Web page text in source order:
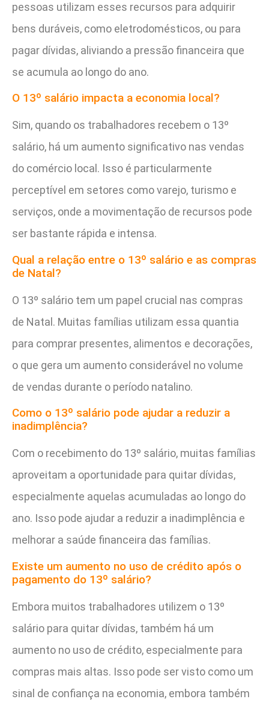
pessoas utilizam esses recursos para adquirir
bens duráveis, como eletrodomésticos, ou para
pagar dívidas, aliviando a pressão financeira que
se acumula ao longo do ano.
O 13º salário impacta a economia local?
Sim, quando os trabalhadores recebem o 13º
salário, há um aumento significativo nas vendas
do comércio local. Isso é particularmente
perceptível em setores como varejo, turismo e
serviços, onde a movimentação de recursos pode
ser bastante rápida e intensa.
Qual a relação entre o 13º salário e as compras
de Natal?
O 13º salário tem um papel crucial nas compras
de Natal. Muitas famílias utilizam essa quantia
para comprar presentes, alimentos e decorações,
o que gera um aumento considerável no volume
de vendas durante o período natalino.
Como o 13º salário pode ajudar a reduzir a
inadimplência?
Com o recebimento do 13º salário, muitas famílias
aproveitam a oportunidade para quitar dívidas,
especialmente aquelas acumuladas ao longo do
ano. Isso pode ajudar a reduzir a inadimplência e
melhorar a saúde financeira das famílias.
Existe um aumento no uso de crédito após o
pagamento do 13º salário?
Embora muitos trabalhadores utilizem o 13º
salário para quitar dívidas, também há um
aumento no uso de crédito, especialmente para
compras mais altas. Isso pode ser visto como um
sinal de confiança na economia, embora também